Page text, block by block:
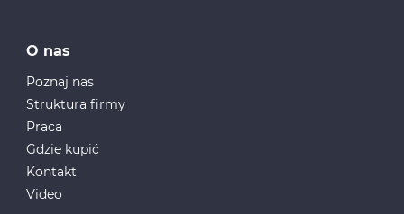
O nas
Poznaj nas
Struktura firmy
Praca
Gdzie kupić
Kontakt
Video